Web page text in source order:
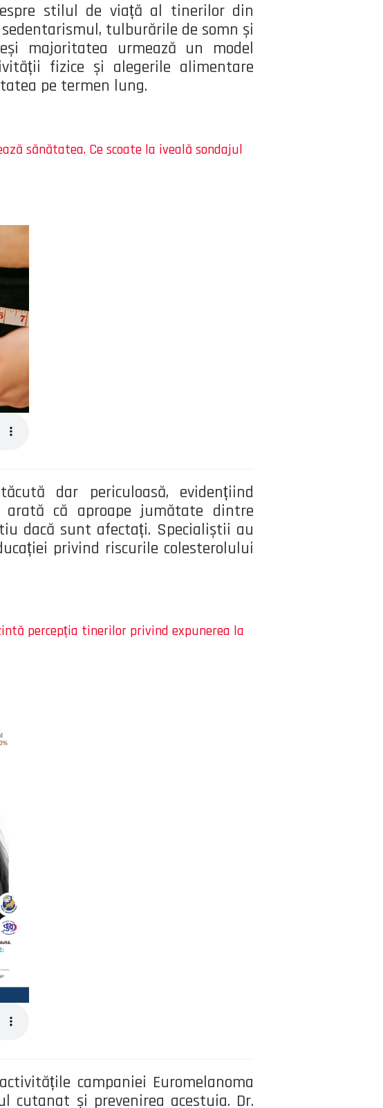
stilul de viață al tinerilor din
tulburările de somn și
majoritatea urmează un model
fizice și alegerile alimentare
pe termen lung.
sănătatea. Ce scoate la iveală sondajul
dar periculoasă, evidențiind
arată că aproape jumătate dintre
dacă sunt afectați. Specialiștii au
privind riscurile colesterolului
percepția tinerilor privind expunerea la
campaniei Euromelanoma
cutanat și prevenirea acestuia. Dr.